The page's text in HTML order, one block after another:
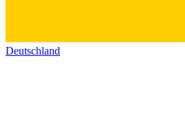
Deutschland